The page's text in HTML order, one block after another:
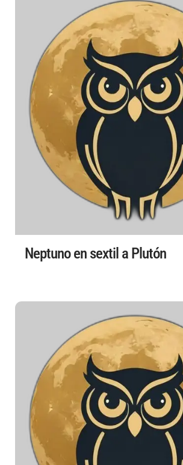
Neptuno en sextil a Plutón